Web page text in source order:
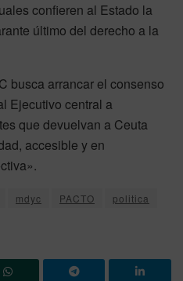
confieren al Estado la
último del derecho a la
busca arrancar el consenso
Ejecutivo central a
que devuelvan a Ceuta
accesible y en
mdyc PACTO
politica